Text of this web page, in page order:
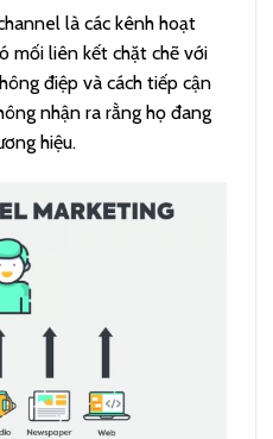
là các kênh hoạt
mối liên kết chặt chẽ với
điệp và cách tiếp cận
nhận ra rằng họ đang
hiệu.